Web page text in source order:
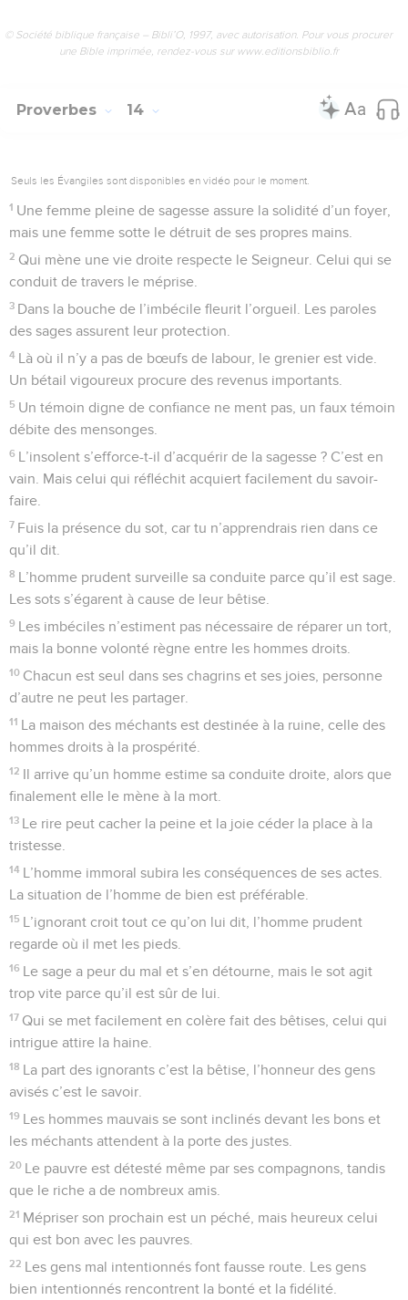
© Société biblique française – Bibli’O, 1997, avec autorisation. Pour vous procurer
une Bible imprimée, rendez-vous sur www.editionsbiblio.fr
Proverbes 14
Seuls les Évangiles sont disponibles en vidéo pour le moment.
1 Une femme pleine de sagesse assure la solidité d’un foyer,
mais une femme sotte le détruit de ses propres mains.
2 Qui mène une vie droite respecte le Seigneur. Celui qui se
conduit de travers le méprise.
3 Dans la bouche de l’imbécile fleurit l’orgueil. Les paroles
des sages assurent leur protection.
4 Là où il n’y a pas de bœufs de labour, le grenier est vide.
Un bétail vigoureux procure des revenus importants.
5 Un témoin digne de confiance ne ment pas, un faux témoin
débite des mensonges.
6 L’insolent s’efforce-t-il d’acquérir de la sagesse ? C’est en
vain. Mais celui qui réfléchit acquiert facilement du savoir-
faire.
7 Fuis la présence du sot, car tu n’apprendrais rien dans ce
qu’il dit.
8 L’homme prudent surveille sa conduite parce qu’il est sage.
Les sots s’égarent à cause de leur bêtise.
9 Les imbéciles n’estiment pas nécessaire de réparer un tort,
mais la bonne volonté règne entre les hommes droits.
10 Chacun est seul dans ses chagrins et ses joies, personne
d’autre ne peut les partager.
11 La maison des méchants est destinée à la ruine, celle des
hommes droits à la prospérité.
12 Il arrive qu’un homme estime sa conduite droite, alors que
finalement elle le mène à la mort.
13 Le rire peut cacher la peine et la joie céder la place à la
tristesse.
14 L’homme immoral subira les conséquences de ses actes.
La situation de l’homme de bien est préférable.
15 L’ignorant croit tout ce qu’on lui dit, l’homme prudent
regarde où il met les pieds.
16 Le sage a peur du mal et s’en détourne, mais le sot agit
trop vite parce qu’il est sûr de lui.
17 Qui se met facilement en colère fait des bêtises, celui qui
intrigue attire la haine.
18 La part des ignorants c’est la bêtise, l’honneur des gens
avisés c’est le savoir.
19 Les hommes mauvais se sont inclinés devant les bons et
les méchants attendent à la porte des justes.
20 Le pauvre est détesté même par ses compagnons, tandis
que le riche a de nombreux amis.
21 Mépriser son prochain est un péché, mais heureux celui
qui est bon avec les pauvres.
22 Les gens mal intentionnés font fausse route. Les gens
bien intentionnés rencontrent la bonté et la fidélité.